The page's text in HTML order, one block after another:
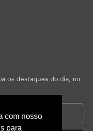
os destaques do dia, no
com nosso
para